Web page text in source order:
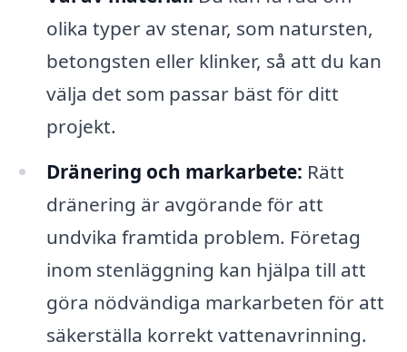
olika typer av stenar, som natursten,
betongsten eller klinker, så att du kan
välja det som passar bäst för ditt
projekt.
Dränering och markarbete: Rätt
dränering är avgörande för att
undvika framtida problem. Företag
inom stenläggning kan hjälpa till att
göra nödvändiga markarbeten för att
säkerställa korrekt vattenavrinning.